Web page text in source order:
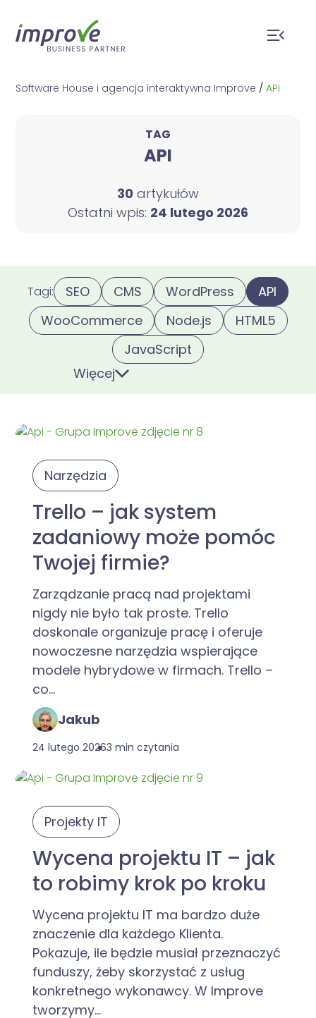
Software House i agencja interaktywna Improve /API
TAG
API
30 artykułów
Ostatni wpis: 24 lutego 2026
Tagi: SEO CMS WordPress
API
WooCommerce
Node.js
HTML5
JavaScript
Więcej
Narzędzia
Trello – jak system
zadaniowy może pomóc
Twojej firmie?
Zarządzanie pracą nad projektami
nigdy nie było tak proste. Trello
doskonale organizuje pracę i oferuje
nowoczesne narzędzia wspierające
modele hybrydowe w firmach. Trello –
co...
Jakub
24 lutego 20263 min czytania
Projekty IT
Wycena projektu IT – jak
to robimy krok po kroku
Wycena projektu IT ma bardzo duże
znaczenie dla każdego Klienta.
Pokazuje, ile będzie musiał przeznaczyć
funduszy, żeby skorzystać z usług
konkretnego wykonawcy. W Improve
tworzymy...